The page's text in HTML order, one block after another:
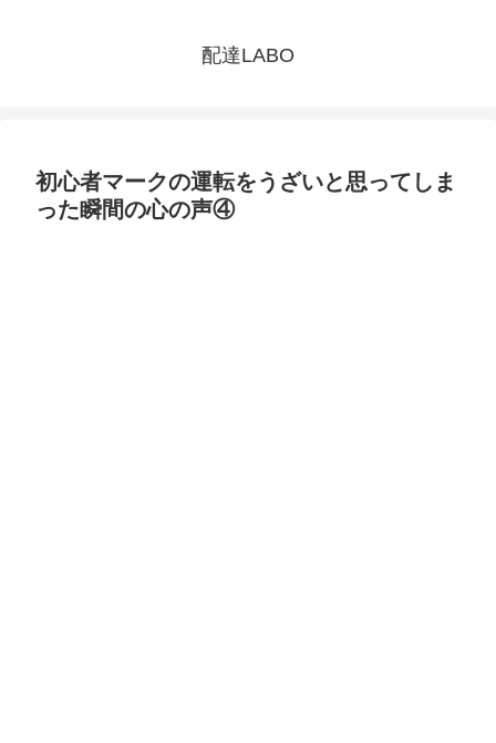
配達LABO
初心者マークの運転をうざいと思ってしま
った瞬間の心の声④